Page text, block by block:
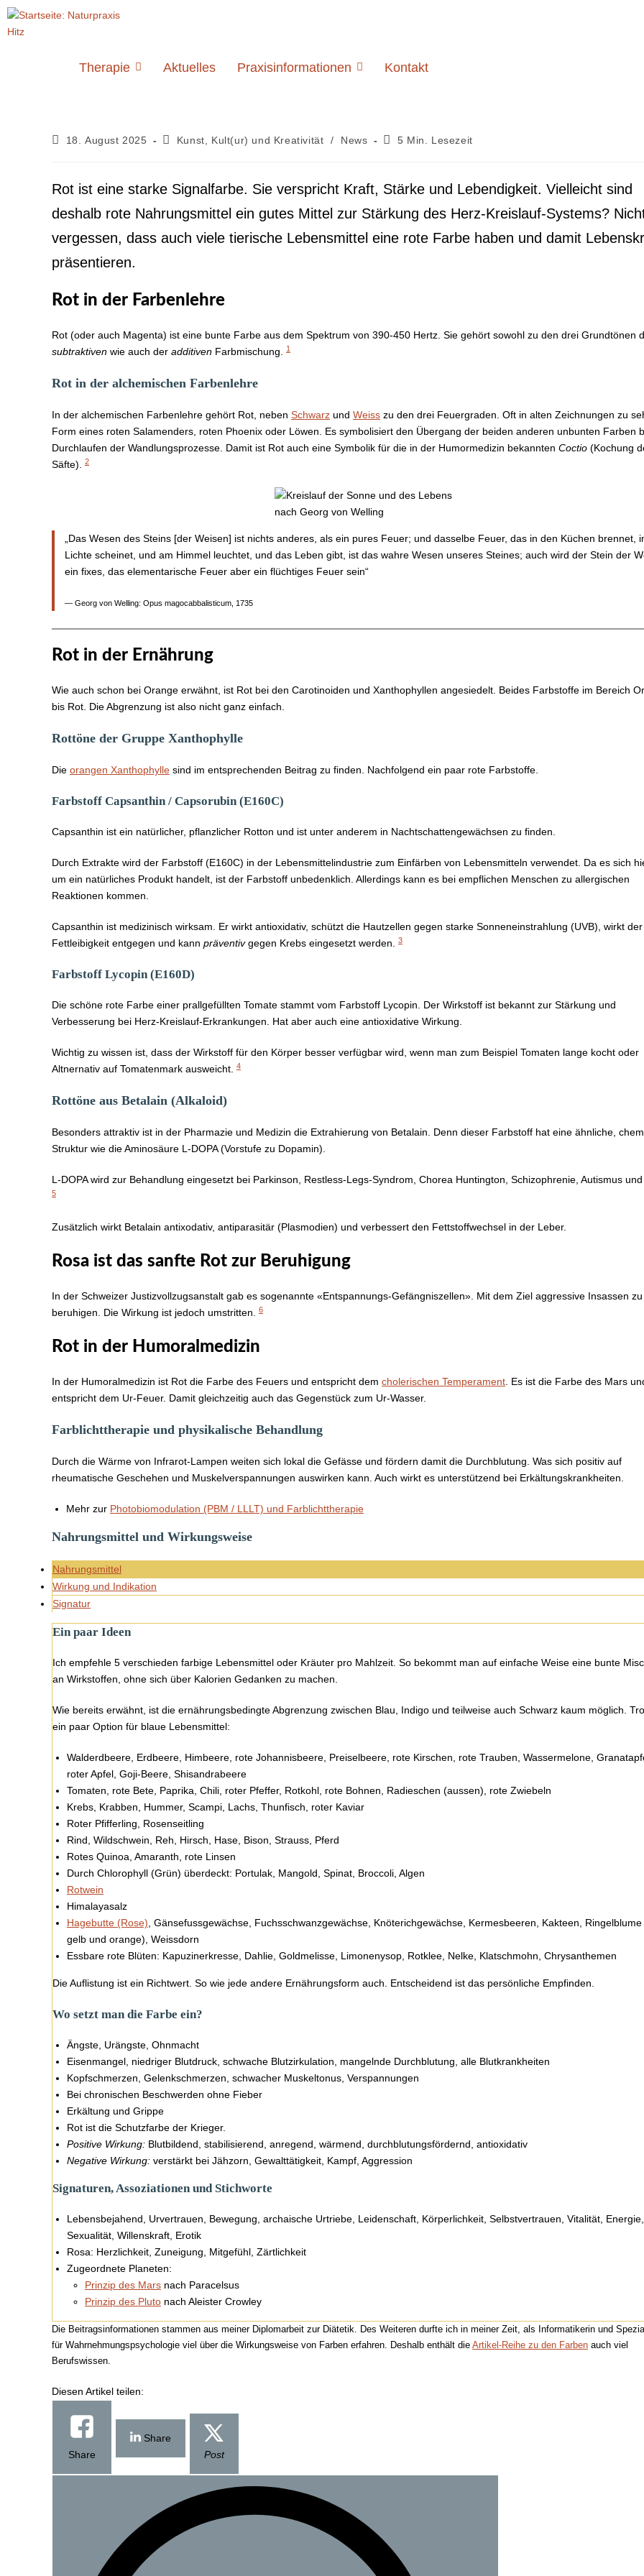
Therapie Aktuelles Praxisinformationen Kontakt
18. August 2025 Kunst, Kult(ur) und Kreativität / News 5 Min. Lesezeit
Rot ist eine starke Signalfarbe. Sie verspricht Kraft, Stärke und Lebendigkeit. Vielleicht sind
deshalb rote Nahrungsmittel ein gutes Mittel zur Stärkung des Herz-Kreislauf-Systems?
vergessen, dass auch viele tierische Lebensmittel eine rote Farbe haben und damit
präsentieren.
Rot in der Farbenlehre
Rot (oder auch Magenta) ist eine bunte Farbe aus dem Spektrum von 390-450 Hertz. Sie gehört sowohl zu den drei Grundtönen
subtraktiven wie auch der additiven Farbmischung. 1
Rot in der alchemischen Farbenlehre
In der alchemischen Farbenlehre gehört Rot, neben Schwarz und Weiss zu den drei Feuergraden. Oft in alten Zeichnungen zu
Form eines roten Salamenders, roten Phoenix oder Löwen. Es symbolisiert den Übergang der beiden anderen unbunten Farben
Durchlaufen der Wandlungsprozesse. Damit ist Rot auch eine Symbolik für die in der Humormedizin bekannten Coctio (Kochung
Säfte).
2
„Das Wesen des Steins [der Weisen] ist nichts anderes, als ein pures Feuer; und dasselbe Feuer, das in den Küchen brennet,
Lichte scheinet, und am Himmel leuchtet, und das Leben gibt, ist das wahre Wesen unseres Steines; auch wird der Stein der
ein fixes, das elementarische Feuer aber ein flüchtiges Feuer sein“
— Georg von Welling: Opus magocabbalisticum, 1735
Rot in der Ernährung
Wie auch schon bei Orange erwähnt, ist Rot bei den Carotinoiden und Xanthophyllen angesiedelt. Beides Farbstoffe im Bereich
bis Rot. Die Abgrenzung ist also nicht ganz einfach.
Rottöne der Gruppe Xanthophylle
Die orangen Xanthophylle sind im entsprechenden Beitrag zu finden. Nachfolgend ein paar rote Farbstoffe.
Farbstoff Capsanthin / Capsorubin (E160C)
Capsanthin ist ein natürlicher, pflanzlicher Rotton und ist unter anderem in Nachtschattengewächsen zu finden.
Durch Extrakte wird der Farbstoff (E160C) in der Lebensmittelindustrie zum Einfärben von Lebensmitteln verwendet. Da es sich
um ein natürliches Produkt handelt, ist der Farbstoff unbedenklich. Allerdings kann es bei empflichen Menschen zu allergischen
Reaktionen kommen.
Capsanthin ist medizinisch wirksam. Er wirkt antioxidativ, schützt die Hautzellen gegen starke Sonneneinstrahlung (UVB), wirkt der
Fettleibigkeit entgegen und kann präventivgegen Krebs eingesetzt werden. 3
Farbstoff Lycopin (E160D)
Die schöne rote Farbe einer prallgefüllten Tomate stammt vom Farbstoff Lycopin. Der Wirkstoff ist bekannt zur Stärkung und
Verbesserung bei Herz-Kreislauf-Erkrankungen. Hat aber auch eine antioxidative Wirkung.
Wichtig zu wissen ist, dass der Wirkstoff für den Körper besser verfügbar wird, wenn man zum Beispiel Tomaten lange kocht oder
Altnernativ auf Tomatenmark ausweicht. 4
Rottöne aus Betalain (Alkaloid)
Besonders attraktiv ist in der Pharmazie und Medizin die Extrahierung von Betalain. Denn dieser Farbstoff hat eine ähnliche,
Struktur wie die Aminosäure L-DOPA (Vorstufe zu Dopamin).
L-DOPA wird zur Behandlung eingesetzt bei Parkinson, Restless-Legs-Syndrom, Chorea Huntington, Schizophrenie, Autismus und
5
Zusätzlich wirkt Betalain antixodativ, antiparasitär (Plasmodien) und verbessert den Fettstoffwechsel in der Leber.
Rosa ist das sanfte Rot zur Beruhigung
In der Schweizer Justizvollzugsanstalt gab es sogenannte «Entspannungs-Gefängniszellen». Mit dem Ziel aggressive Insassen zu
beruhigen. Die Wirkung ist jedoch umstritten.
6
Rot in der Humoralmedizin
In der Humoralmedizin ist Rot die Farbe des Feuers und entspricht dem cholerischen Temperament . Es ist die Farbe des Mars
entspricht dem Ur-Feuer. Damit gleichzeitig auch das Gegenstück zum Ur-Wasser.
Farblichttherapie und physikalische Behandlung
Durch die Wärme von Infrarot-Lampen weiten sich lokal die Gefässe und fördern damit die Durchblutung. Was sich positiv auf
rheumatische Geschehen und Muskelverspannungen auswirken kann. Auch wirkt es unterstützend bei Erkältungskrankheiten.
Mehr zur Photobiomodulation (PBM / LLLT) und Farblichttherapie
Nahrungsmittel und Wirkungsweise
Nahrungsmittel
Wirkung und Indikation
Signatur
Ein paar Ideen
Ich empfehle 5 verschieden farbige Lebensmittel oder Kräuter pro Mahlzeit. So bekommt man auf einfache Weise eine bunte
an Wirkstoffen, ohne sich über Kalorien Gedanken zu machen.
Wie bereits erwähnt, ist die ernährungsbedingte Abgrenzung zwischen Blau, Indigo und teilweise auch Schwarz kaum möglich.
ein paar Option für blaue Lebensmittel:
Walderdbeere, Erdbeere, Himbeere, rote Johannisbeere, Preiselbeere, rote Kirschen, rote Trauben, Wassermelone,
roter Apfel, Goji-Beere, Shisandrabeere
Tomaten, rote Bete, Paprika, Chili, roter Pfeffer, Rotkohl, rote Bohnen, Radieschen (aussen), rote Zwiebeln
Krebs, Krabben, Hummer, Scampi, Lachs, Thunfisch, roter Kaviar
Roter Pfifferling, Rosenseitling
Rind, Wildschwein, Reh, Hirsch, Hase, Bison, Strauss, Pferd
Rotes Quinoa, Amaranth, rote Linsen
Durch Chlorophyll (Grün) überdeckt: Portulak, Mangold, Spinat, Broccoli, Algen
Rotwein
Himalayasalz
Hagebutte (Rose) , Gänsefussgewächse, Fuchsschwanzgewächse, Knöterichgewächse, Kermesbeeren, Kakteen,
gelb und orange), Weissdorn
Essbare rote Blüten: Kapuzinerkresse, Dahlie, Goldmelisse, Limonenysop, Rotklee, Nelke, Klatschmohn, Chrysanthemen
Die Auflistung ist ein Richtwert. So wie jede andere Ernährungsform auch. Entscheidend ist das persönliche Empfinden.
Wo setzt man die Farbe ein?
Ängste, Urängste, Ohnmacht
Eisenmangel, niedriger Blutdruck, schwache Blutzirkulation, mangelnde Durchblutung, alle Blutkrankheiten
Kopfschmerzen, Gelenkschmerzen, schwacher Muskeltonus, Verspannungen
Bei chronischen Beschwerden ohne Fieber
Erkältung und Grippe
Rot ist die Schutzfarbe der Krieger.
Positive Wirkung: Blutbildend, stabilisierend, anregend, wärmend, durchblutungsfördernd, antioxidativ
Negative Wirkung: verstärkt bei Jähzorn, Gewalttätigkeit, Kampf, Aggression
Signaturen, Assoziationen und Stichworte
Lebensbejahend, Urvertrauen, Bewegung, archaische Urtriebe, Leidenschaft, Körperlichkeit, Selbstvertrauen, Vitalität, Energie,
Sexualität, Willenskraft, Erotik
Rosa: Herzlichkeit, Zuneigung, Mitgefühl, Zärtlichkeit
Zugeordnete Planeten:
Prinzip des Mars nach Paracelsus
Prinzip des Pluto nach Aleister Crowley
Die Beitragsinformationen stammen aus meiner Diplomarbeit zur Diätetik. Des Weiteren durfte ich in meiner Zeit, als Informatikerin und
für Wahrnehmungspsychologie viel über die Wirkungsweise von Farben erfahren. Deshalb enthält die Artikel-Reihe zu den Farben auch viel
Berufswissen.
Diesen Artikel teilen:
Share
Share
Post